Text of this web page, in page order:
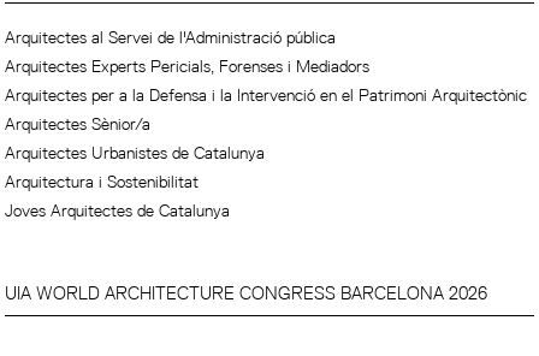
Arquitectes al Servei de l'Administració pública
Arquitectes Experts Pericials, Forenses i Mediadors
Arquitectes per a la Defensa i la Intervenció en el Patrimoni Arquitectònic
Arquitectes Sènior/a
Arquitectes Urbanistes de Catalunya
Arquitectura i Sostenibilitat
Joves Arquitectes de Catalunya
UIA WORLD ARCHITECTURE CONGRESS BARCELONA 2026